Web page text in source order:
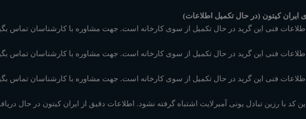
اطلاعات فنی این گرید در حال تکمیل از سوی کارخانه است. جهت مشاوره با کارشناسان تماس
اطلاعات فنی این گرید در حال تکمیل از سوی کارخانه است. جهت مشاوره با کارشناسان تماس
اطلاعات فنی این گرید در حال تکمیل از سوی کارخانه است. جهت مشاوره با کارشناسان تماس
این کد با رزین تبادل یونی آمبرلایت اشتباه گرفته نشود. اطلاعات دقیق از ایران کیتون در حال